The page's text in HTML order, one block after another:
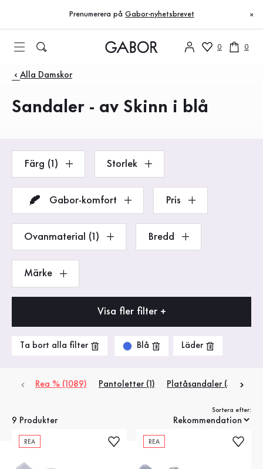
Till innehållsförteckning
Till huvudnavigation
Prenumerera på Gabor-nyhetsbrevet ×
0 0
Produkter
Alla Damskor
Sandaler - av Skinn i blå
Färg (1) Storlek
Gabor-komfort Pris
Ovanmaterial (1) Bredd
Märke
Visa fler filter +
Ta bort alla filter Blå Läder
Rea % (1089) Pantoletter (1) Platåsandaler (4)
9 Produkter
Sortera efter:
REA REA